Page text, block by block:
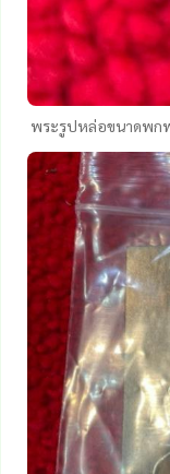
พระรูปหล่อขนาดพก